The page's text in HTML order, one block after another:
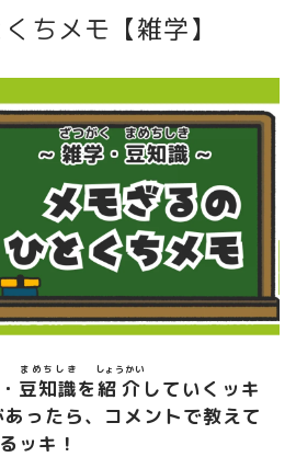
ちメモ【雑学】
・ 豆知識
まめちしき
を紹介
しょうかい
していくッキ
ったら、コメントで教えて
ッキ！